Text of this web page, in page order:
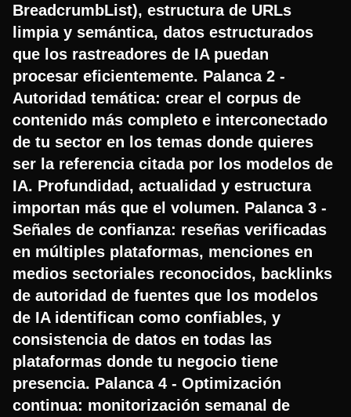
BreadcrumbList), estructura de URLs
limpia y semántica, datos estructurados
que los rastreadores de IA puedan
procesar eficientemente. Palanca 2 -
Autoridad temática: crear el corpus de
contenido más completo e interconectado
de tu sector en los temas donde quieres
ser la referencia citada por los modelos de
IA. Profundidad, actualidad y estructura
importan más que el volumen. Palanca 3 -
Señales de confianza: reseñas verificadas
en múltiples plataformas, menciones en
medios sectoriales reconocidos, backlinks
de autoridad de fuentes que los modelos
de IA identifican como confiables, y
consistencia de datos en todas las
plataformas donde tu negocio tiene
presencia. Palanca 4 - Optimización
continua: monitorización semanal de